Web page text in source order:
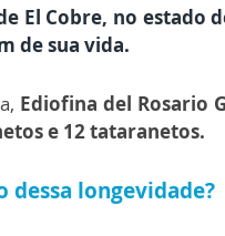
El Cobre, no estado
de sua vida.
Ediofina del Rosario
e 12 tataranetos.
dessa longevidade?